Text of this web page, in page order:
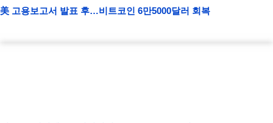
美 고용보고서 발표 후…비트코인 6만5000달러 회복